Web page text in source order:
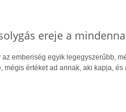
ereje a
az emberiség egyik legegyszerűbb,
mégis értéket ad annak, aki kapja, és